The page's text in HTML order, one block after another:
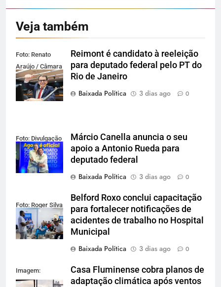
Veja também
Foto: Renato
Araújo / Câmara
dos Deputados
Reimont é candidato à reeleição
para deputado federal pelo PT do
Rio de Janeiro
Baixada Política
3 dias ago 0
Foto: Divulgação
Márcio Canella anuncia o seu
apoio a Antonio Rueda para
deputado federal
Baixada Política
3 dias ago 0
Foto: Roger Silva
Belford Roxo conclui capacitação
para fortalecer notificações de
acidentes de trabalho no Hospital
Municipal
Baixada Política
3 dias ago 0
Imagem:
Reprodução
Casa Fluminense cobra planos de
adaptação climática após ventos